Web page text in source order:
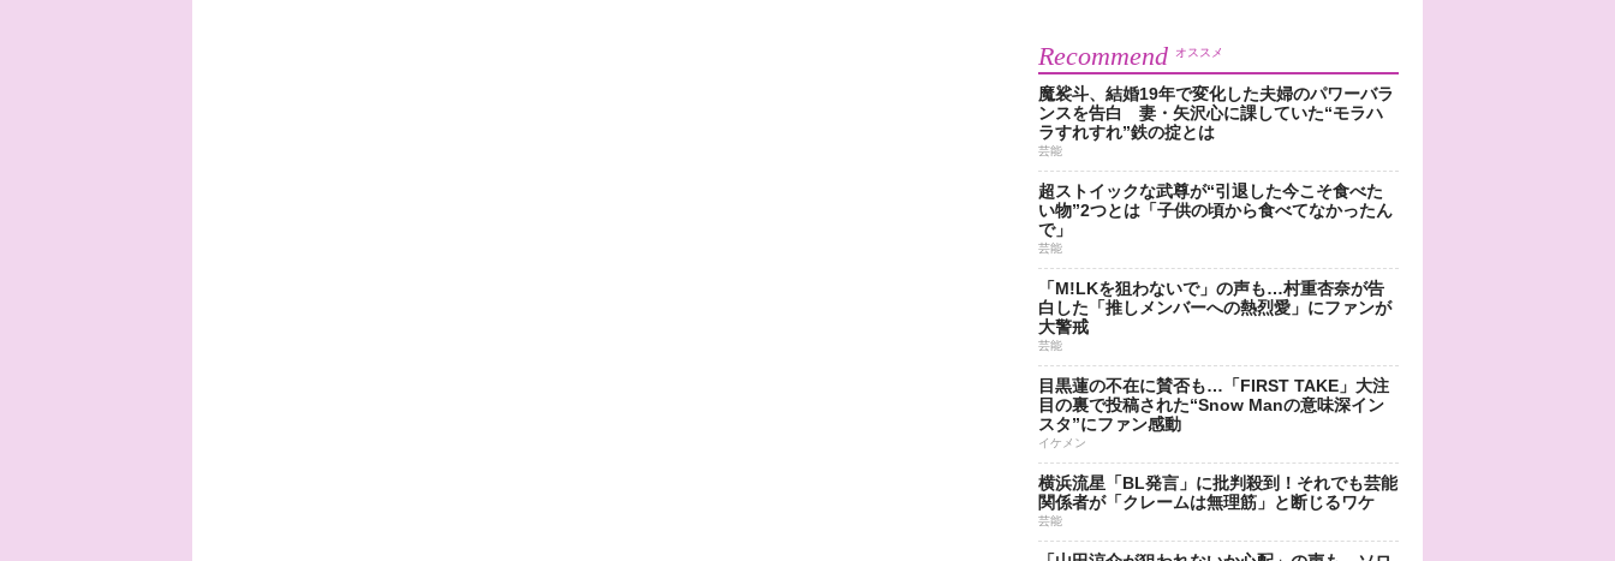
Recommend オススメ
魔裟斗、結婚19年で変化した夫婦のパワーバラ
ンスを告白 妻・矢沢心に課していた“モラハ
ラすれすれ”鉄の掟とは
芸能
超ストイックな武尊が“引退した今こそ食べた
い物”2つとは「子供の頃から食べてなかったん
で」
芸能
「M!LKを狙わないで」の声も…村重杏奈が告
白した「推しメンバーへの熱烈愛」にファンが
大警戒
芸能
目黒蓮の不在に賛否も…「FIRST TAKE」大注
目の裏で投稿された“Snow Manの意味深イン
スタ”にファン感動
イケメン
横浜流星「BL発言」に批判殺到！それでも芸能
関係者が「クレームは無理筋」と断じるワケ
芸能